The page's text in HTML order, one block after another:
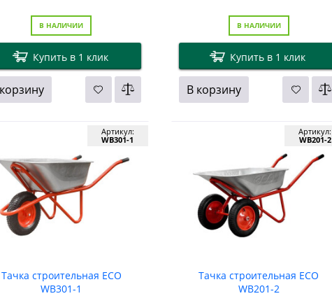
В НАЛИЧИИ
Купить в 1 клик
В НАЛИЧИИ
Купить в 1 клик
В корзину
Тачка строительная ECO
WB301-1
Артикул:
WB301-1
Тачка строительная ECO
WB201-2
Артикул:
WB201-2